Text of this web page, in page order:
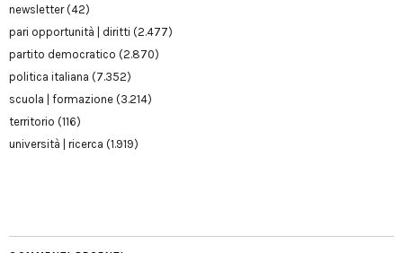
newsletter(42)
pari opportunità | diritti (2.477)
partito democratico (2.870)
politica italiana (7.352)
scuola | formazione (3.214)
territorio (116)
università | ricerca (1.919)